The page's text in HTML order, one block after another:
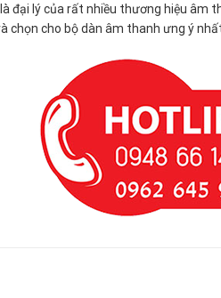
đại lý của rất nhiều thương hiệu âm
chọn cho bộ dàn âm thanh ưng ý